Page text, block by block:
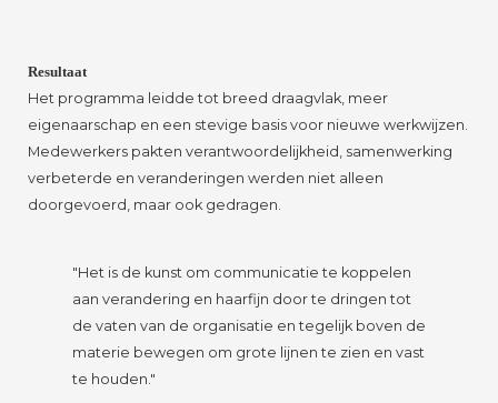
Resultaat
Het programma leidde tot breed draagvlak, meer
eigenaarschap en een stevige basis voor nieuwe werkwijzen.
Medewerkers pakten verantwoordelijkheid, samenwerking
verbeterde en veranderingen werden niet alleen
doorgevoerd, maar ook gedragen.
"Het is de kunst om communicatie te koppelen
aan verandering en haarfijn door te dringen tot
de vaten van de organisatie en tegelijk boven de
materie bewegen om grote lijnen te zien en vast
te houden."